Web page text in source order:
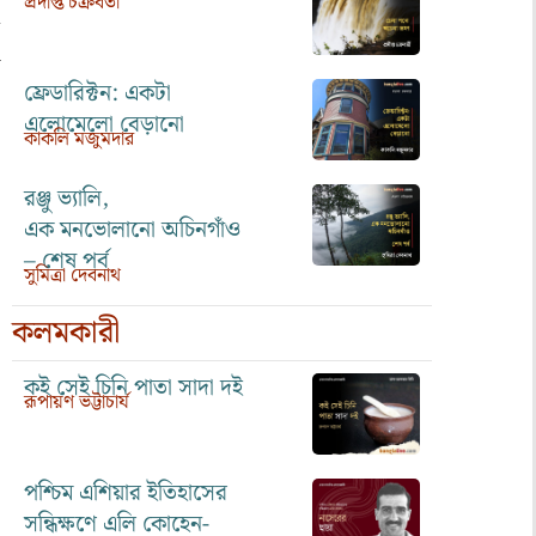
ফ্রেডারিক্টন: একটা
এলোমেলো বেড়ানো
কাকলি মজুমদার
রঞ্জু ভ্যালি,
এক মনভোলানো অচিনগাঁও
– শেষ পর্ব
সুমিত্রা দেবনাথ
কলমকারী
কই সেই চিনি পাতা সাদা দই
রূপায়ণ ভট্টাচার্য
পশ্চিম এশিয়ার ইতিহাসের
সন্ধিক্ষণে এলি কোহেন-